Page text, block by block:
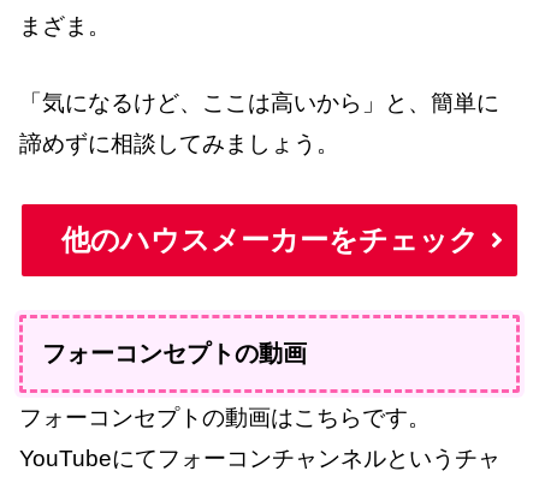
まざま。
「気になるけど、ここは高いから」と、簡単に
諦めずに相談してみましょう。
他のハウスメーカーをチェック
フォーコンセプトの動画
フォーコンセプトの動画はこちらです。
YouTubeにてフォーコンチャンネルというチャ